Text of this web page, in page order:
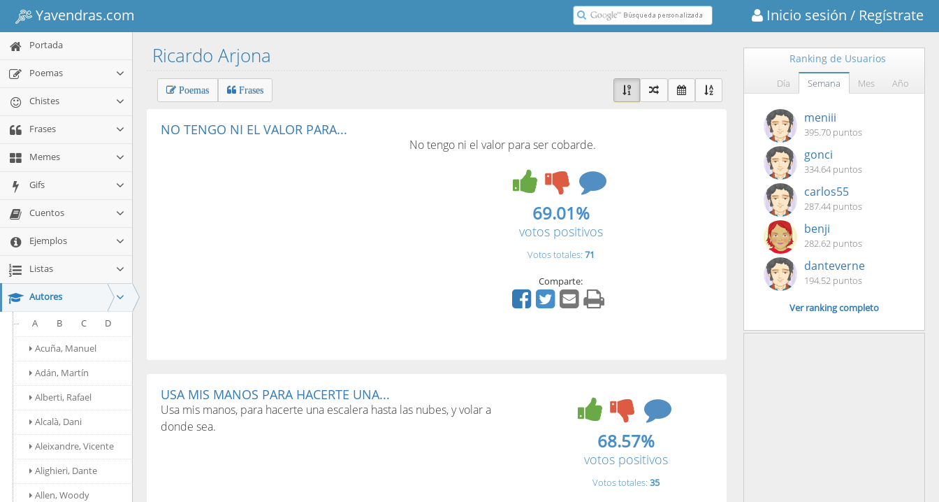
Yavendras.com Inicio sesión / Regístrate
Portada
Poemas
Chistes
Frases
Memes
Gifs
Cuentos
Ejemplos
Listas
Autores
A B C
D
Acuña, Manuel
Adán, Martín
Alberti, Rafael
Alcalà, Dani
Aleixandre, Vicente
Alighieri, Dante
Allen, Woody
Ricardo Arjona
Poemas Frases
NO TENGO NI EL VALOR PARA...
No tengo ni el valor para ser cobarde.
69.01%
votos positivos
Votos totales: 71
Comparte:
USA MIS MANOS PARA HACERTE UNA...
Usa mis manos, para hacerte una escalera hasta las nubes, y volar a
donde sea.
68.57%
votos positivos
Votos totales: 35
Ranking de Usuarios
Día Semana Mes Año
meniii
395.70 puntos
gonci
334.64 puntos
carlos55
287.44 puntos
benji
282.62 puntos
danteverne
194.52 puntos
Ver ranking completo